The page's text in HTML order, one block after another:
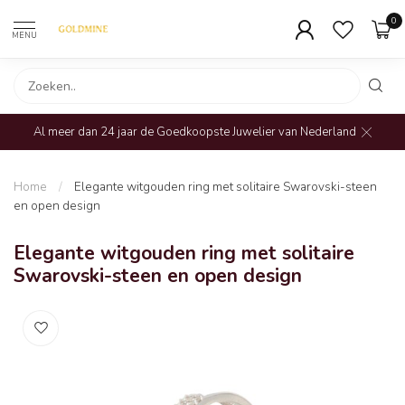
MENU
0
Al meer dan 24 jaar de Goedkoopste Juwelier van Nederland
Home /
Elegante witgouden ring met solitaire Swarovski-steen
en open design
Elegante witgouden ring met solitaire
Swarovski-steen en open design